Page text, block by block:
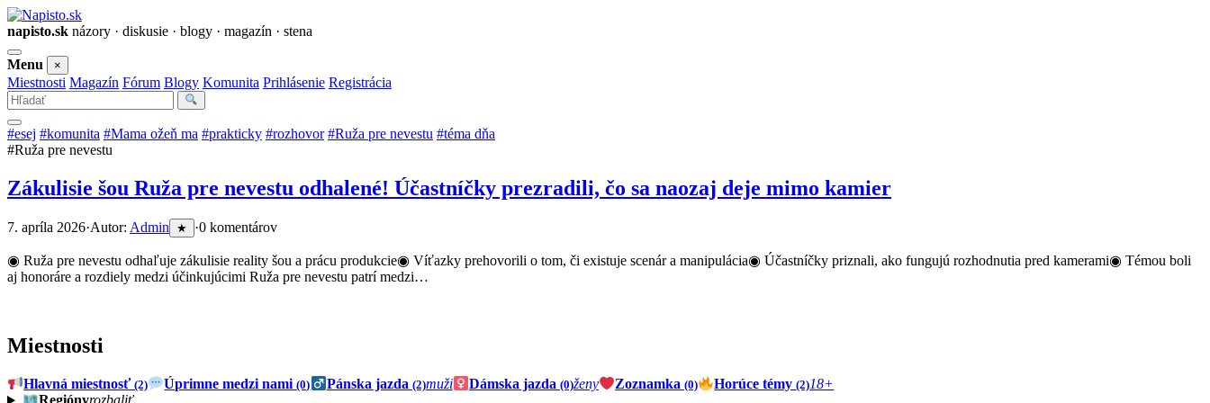
napisto.sk názory · diskusie · blogy · magazín · stena
Otvoriť
menu
Menu ×
Miestnosti Magazín Fórum Blogy Komunita Prihlásenie Registrácia
Vyhľadať
#esej #komunita #Mama ožeň ma #prakticky #rozhovor #Ruža pre nevestu #téma dňa
#Ruža pre nevestu
Zákulisie šou Ruža pre nevestu odhalené! Účastníčky prezradili, čo sa naozaj deje mimo kamier
7. apríla 2026·Autor: Admin ★ ·0 komentárov
◉ Ruža pre nevestu odhaľuje zákulisie reality šou a prácu produkcie◉ Víťazky prehovorili o tom, či existuje scenár a manipulácia◉ Účastníčky priznali, ako fungujú rozhodnutia pred kamerami◉ Témou boli
aj honoráre a rozdiely medzi účinkujúcimi Ruža pre nevestu patrí medzi…
Miestnosti
Hlavná miestnosť(2) Úprimne medzi nami(0) Pánska jazda (2)muži Dámska jazda (0)ženy Zoznamka(0) Horúce témy(2)18+